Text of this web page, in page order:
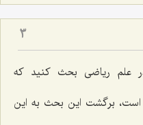
3
علم ریاضی بحث کنید که
برگشت این بحث به این